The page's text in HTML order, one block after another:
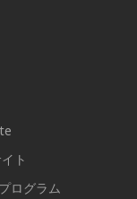
ト
ログラム